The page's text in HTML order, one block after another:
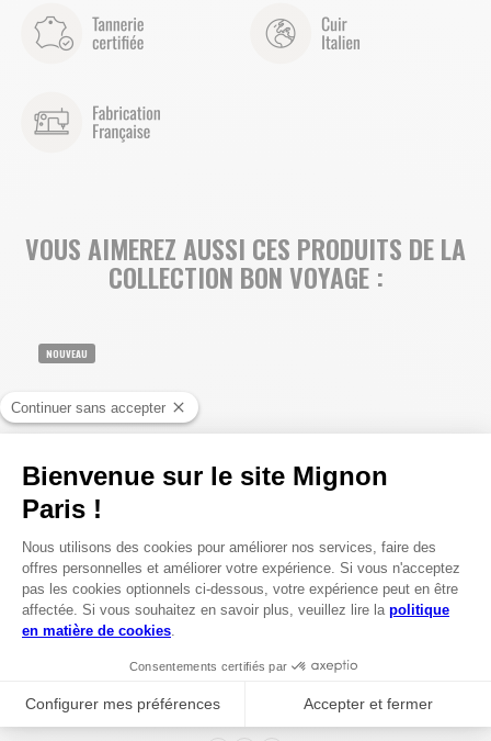
VOUS AIMEREZ AUSSI CES PRODUITS DE LA
COLLECTION BON VOYAGE :
NOUVEAU